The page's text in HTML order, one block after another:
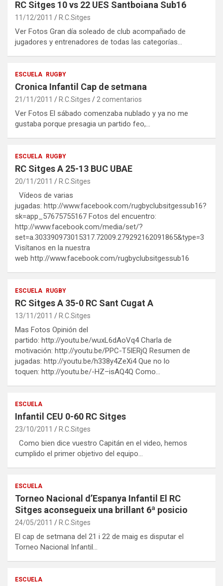
RC Sitges 10 vs 22 UES Santboiana Sub16
11/12/2011 R.C.Sitges
Ver Fotos Gran día soleado de club acompañado de
jugadores y entrenadores de todas las categorías…
ESCUELA RUGBY
Cronica Infantil Cap de setmana
21/11/2011 R.C.Sitges 2 comentarios
Ver Fotos El sábado comenzaba nublado y ya no me
gustaba porque presagia un partido feo,…
ESCUELA RUGBY
RC Sitges A 25-13 BUC UBAE
20/11/2011 R.C.Sitges
Vídeos de varias
jugadas: http://www.facebook.com/rugbyclubsitgessub16?
sk=app_57675755167 Fotos del encuentro:
http://www.facebook.com/media/set/?
set=a.303390973015317.72009.279292162091865&type=3
Visítanos en la nuestra
web http://www.facebook.com/rugbyclubsitgessub16
ESCUELA RUGBY
RC Sitges A 35-0 RC Sant Cugat A
13/11/2011 R.C.Sitges
Mas Fotos Opinión del
partido: http://youtu.be/wuxL6dAoVq4 Charla de
motivación: http://youtu.be/PPC-T5IERjQ Resumen de
jugadas: http://youtu.be/h338y4ZeXi4 Que no lo
toquen: http://youtu.be/-HZ–isAQ4Q Como…
ESCUELA
Infantil CEU 0-60 RC Sitges
23/10/2011 R.C.Sitges
Como bien dice vuestro Capitán en el video, hemos
cumplido el primer objetivo del equipo…
ESCUELA
Torneo Nacional d’Espanya Infantil El RC
Sitges aconsegueix una brillant 6ª posicio
24/05/2011 R.C.Sitges
El cap de setmana del 21 i 22 de maig es disputar el
Torneo Nacional Infantil…
ESCUELA